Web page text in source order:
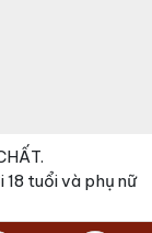
18 tuổi và phụ nữ